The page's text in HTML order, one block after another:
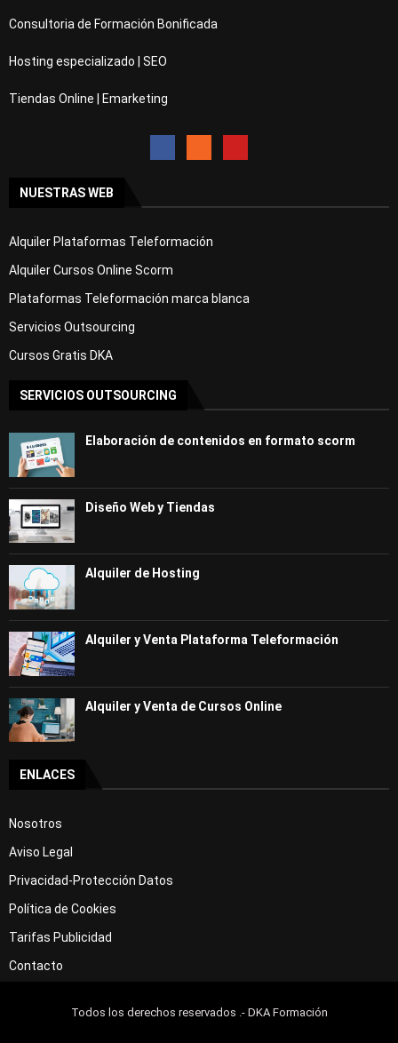
Consultoria de Formación Bonificada
Hosting especializado | SEO
Tiendas Online | Emarketing
NUESTRAS WEB
Alquiler Plataformas Teleformación
Alquiler Cursos Online Scorm
Plataformas Teleformación marca blanca
Servicios Outsourcing
Cursos Gratis DKA
SERVICIOS OUTSOURCING
Elaboración de contenidos en formato scorm
Diseño Web y Tiendas
Alquiler de Hosting
Alquiler y Venta Plataforma Teleformación
Alquiler y Venta de Cursos Online
ENLACES
Nosotros
Aviso Legal
Privacidad-Protección Datos
Política de Cookies
Tarifas Publicidad
Contacto
Todos los derechos reservados .- DKA Formación